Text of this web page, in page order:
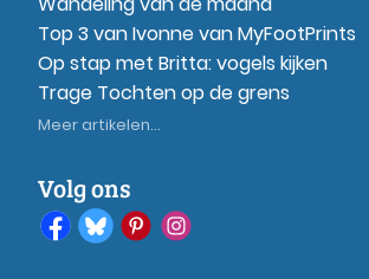
Top 3 van Ivonne van MyFootPrints
Op stap met Britta: vogels kijken
Trage Tochten op de grens
Meer artikelen...
Volg ons